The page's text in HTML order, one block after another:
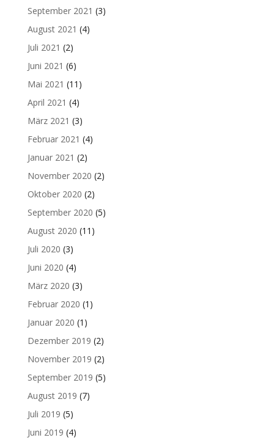
September 2021 (3)
August 2021 (4)
Juli 2021 (2)
Juni 2021 (6)
Mai 2021 (11)
April 2021 (4)
März 2021 (3)
Februar 2021 (4)
Januar 2021 (2)
November 2020 (2)
Oktober 2020 (2)
September 2020 (5)
August 2020 (11)
Juli 2020 (3)
Juni 2020 (4)
März 2020 (3)
Februar 2020 (1)
Januar 2020 (1)
Dezember 2019 (2)
November 2019 (2)
September 2019 (5)
August 2019 (7)
Juli 2019 (5)
Juni 2019 (4)